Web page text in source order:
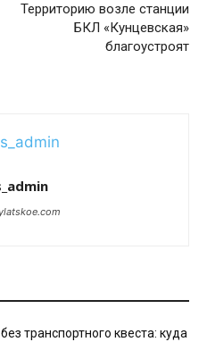
Территорию возле станции
БКЛ «Кунцевская»
благоустроят
транспортного квеста: куда